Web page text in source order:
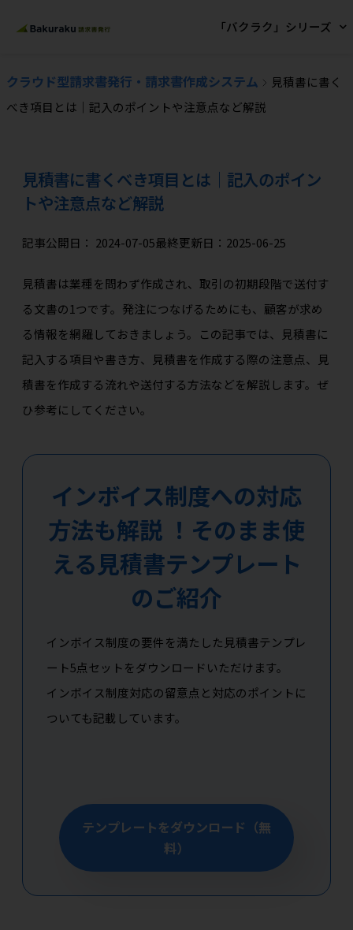
「バクラク」シリーズ
クラウド型請求書発行・請求書作成システム
見積書に書く
べき項目とは｜記入のポイントや注意点など解説
見積書に書くべき項目とは｜記入のポイン
トや注意点など解説
記事公開日： 2024-07-05最終更新日：2025-06-25
見積書は業種を問わず作成され、取引の初期段階で送付す
る文書の1つです。発注につなげるためにも、顧客が求め
る情報を網羅しておきましょう。この記事では、見積書に
記入する項目や書き方、見積書を作成する際の注意点、見
積書を作成する流れや送付する方法などを解説します。ぜ
ひ参考にしてください。
インボイス制度への対応
方法も解説 ！そのまま使
える見積書テンプレート
のご紹介
インボイス制度の要件を満たした見積書テンプレ
ート5点セットをダウンロードいただけます。
インボイス制度対応の留意点と対応のポイントに
ついても記載しています。
テンプレートをダウンロード（無
料）